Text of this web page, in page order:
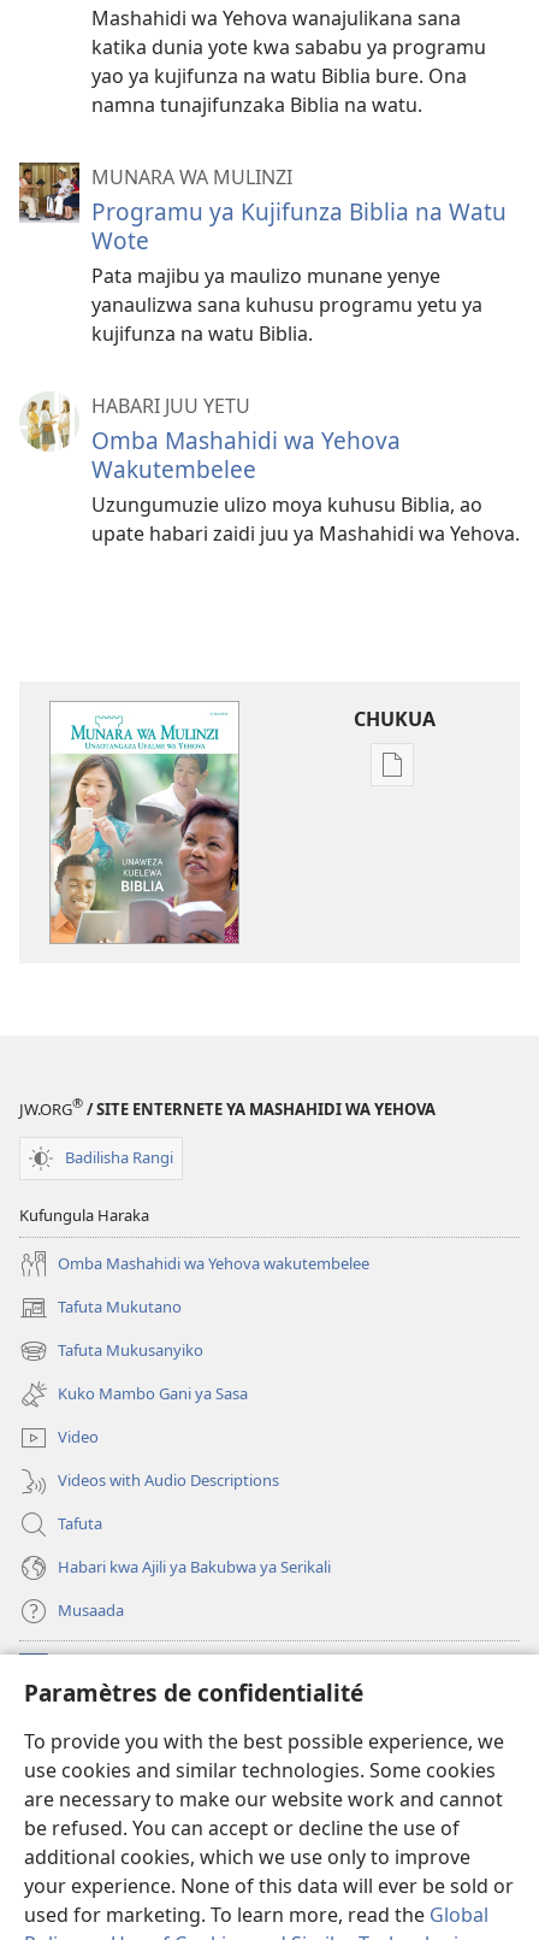
Paramètres de confidentialité
To provide you with the best possible experience, we
use cookies and similar technologies. Some cookies
are necessary to make our website work and cannot
be refused. You can accept or decline the use of
additional cookies, which we use only to improve
your experience. None of this data will ever be sold or
used for marketing. To learn more, read the Global
Mashahidi wa Yehova wanajulikana sana
katika dunia yote kwa sababu ya programu
yao ya kujifunza na watu Biblia bure. Ona
namna tunajifunzaka Biblia na watu.
MUNARA WA MULINZI
Programu ya Kujifunza Biblia na Watu
Wote
Pata majibu ya maulizo munane yenye
yanaulizwa sana kuhusu programu yetu ya
kujifunza na watu Biblia.
HABARI JUU YETU
Omba Mashahidi wa Yehova
Wakutembelee
Uzungumuzie ulizo moya kuhusu Biblia, ao
upate habari zaidi juu ya Mashahidi wa Yehova.
CHUKUA
Njia
JW.ORG® / SITE ENTERNETE YA MASHAHIDI WA YEHOVA
Badilisha Rangi
Kufungula Haraka
Omba Mashahidi wa Yehova wakutembelee
Tafuta Mukutano
(opens
new
window)
Tafuta Mukusanyiko
(opens
new
window)
Kuko Mambo Gani ya Sasa
Video
Videos with Audio Descriptions
Tafuta
Habari kwa Ajili ya Bakubwa ya Serikali
Musaada
(opens
new
Maktaba ku Enternete
(opens
new
window)JW Hub
(opens
new
window)Programu ya JW Library